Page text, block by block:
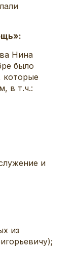
Нина
было
которые
в т.ч.:
и
из